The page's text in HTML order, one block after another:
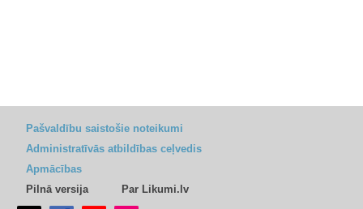
Pašvaldību saistošie noteikumi
Administratīvās atbildības ceļvedis
Apmācības
Pilnā versija
Par Likumi.lv